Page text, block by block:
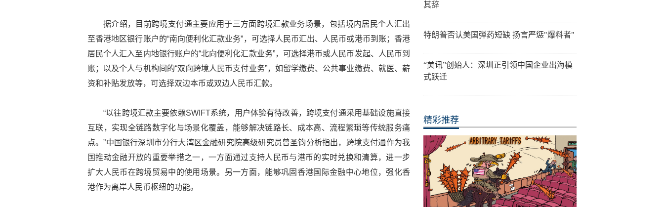
据介绍，目前跨境支付通主要应用于三方面跨境汇款业务场景，包括境内居民个人汇出
至香港地区银行账户的“南向便利化汇款业务”，可选择人民币汇出、人民币或港币到账；香港
居民个人汇入至内地银行账户的“北向便利化汇款业务”，可选择港币或人民币发起、人民币到
账；以及个人与机构间的“双向跨境人民币支付业务”，如留学缴费、公共事业缴费、就医、薪
资和补贴发放等，可选择双边本币或双边人民币汇款。
“以往跨境汇款主要依赖SWIFT系统，用户体验有待改善，跨境支付通采用基础设施直接
互联，实现全链路数字化与场景化覆盖，能够解决链路长、成本高、流程繁琐等传统服务痛
点。”中国银行深圳市分行大湾区金融研究院高级研究员曾圣钧分析指出，跨境支付通作为我
国推动金融开放的重要举措之一，一方面通过支持人民币与港币的实时兑换和清算，进一步
扩大人民币在跨境贸易中的使用场景。另一方面，能够巩固香港国际金融中心地位，强化香
港作为离岸人民币枢纽的功能。
其辞
特朗普否认美国弹药短缺 扬言严惩"爆料者"
“美讯”创始人：深圳正引领中国企业出海模
式跃迁
精彩推荐